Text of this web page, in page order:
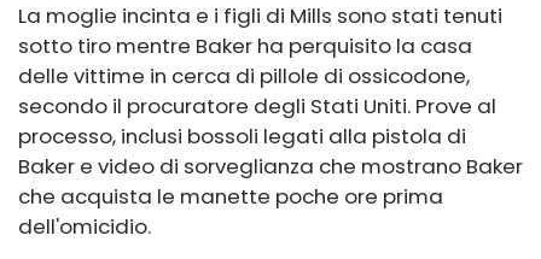
La moglie incinta e i figli di Mills sono stati tenuti
sotto tiro mentre Baker ha perquisito la casa
delle vittime in cerca di pillole di ossicodone,
secondo il procuratore degli Stati Uniti. Prove al
processo, inclusi bossoli legati alla pistola di
Baker e video di sorveglianza che mostrano Baker
che acquista le manette poche ore prima
dell'omicidio.